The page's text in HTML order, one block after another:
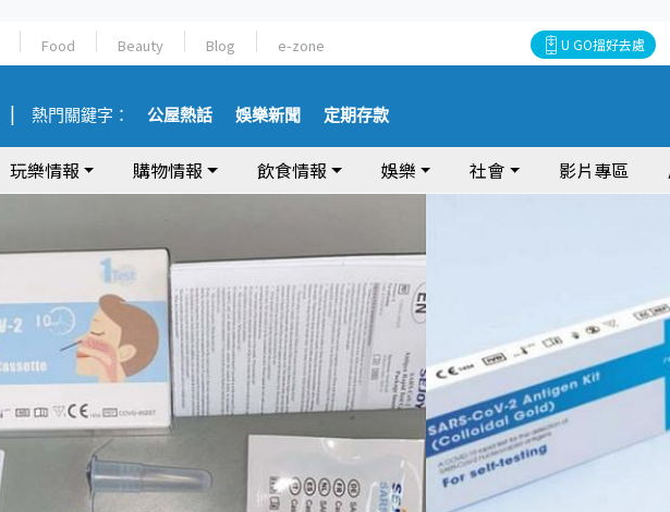
Food Beauty Blog e-zone U GO搵好去處
熱門關鍵字： 公屋熱話 娛樂新聞 定期存款
玩樂情報 購物情報 飲食情報 娛樂 社會 影片專區